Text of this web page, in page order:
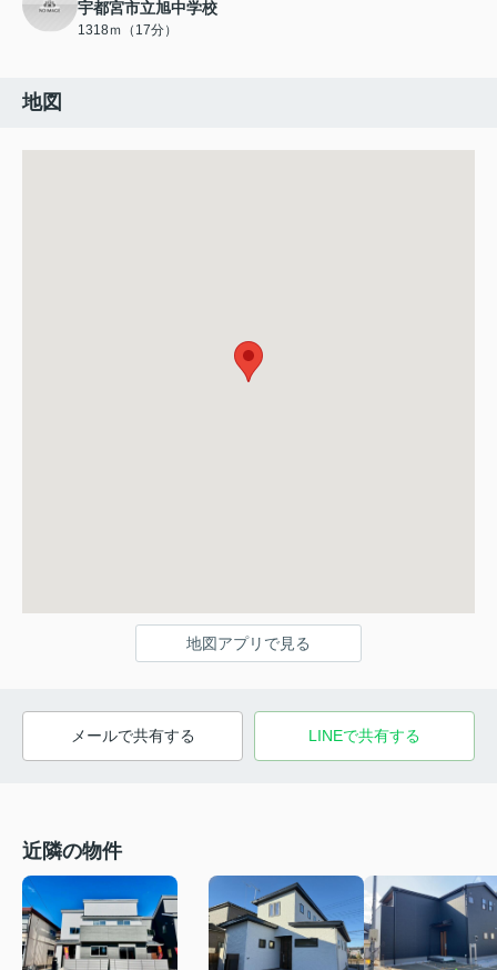
宇都宮市立旭中学校
1318ｍ（17分）
地図
地図アプリで見る
メールで共有する LINEで共有する
近隣の物件